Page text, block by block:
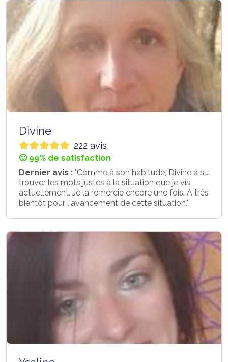
Divine
222 avis
🙂 99% de satisfaction
Dernier avis : "Comme à son habitude, Divine a su
trouver les mots justes à la situation que je vis
actuellement. Je la remercie encore une fois. À très
bientôt pour l'avancement de cette situation."